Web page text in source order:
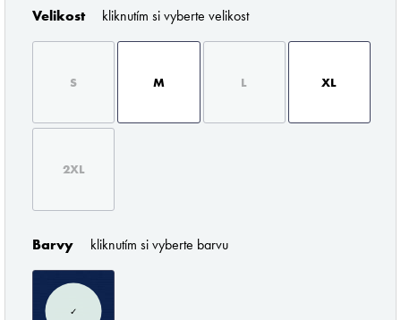
Velikost kliknutím si vyberte velikost
S M L XL
2XL
Barvy kliknutím si vyberte barvu
✓